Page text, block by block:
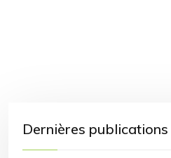
Dernières publications